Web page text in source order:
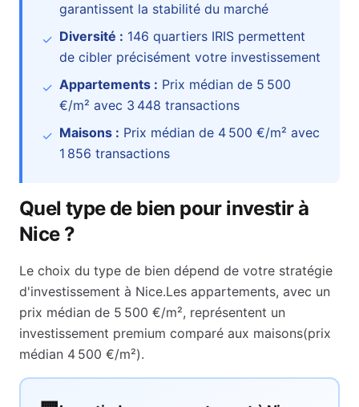
garantissent la stabilité du marché
✓ Diversité : 146 quartiers IRIS permettent
de cibler précisément votre investissement
✓ Appartements : Prix médian de 5 500
€/m² avec 3 448 transactions
✓ Maisons : Prix médian de 4 500 €/m² avec
1 856 transactions
Quel type de bien pour investir à
Nice?
Le choix du type de bien dépend de votre stratégie
d'investissement à Nice.Les appartements, avec un
prix médian de 5 500 €/m², représentent un
investissement premium comparé aux maisons(prix
médian 4 500 €/m²).